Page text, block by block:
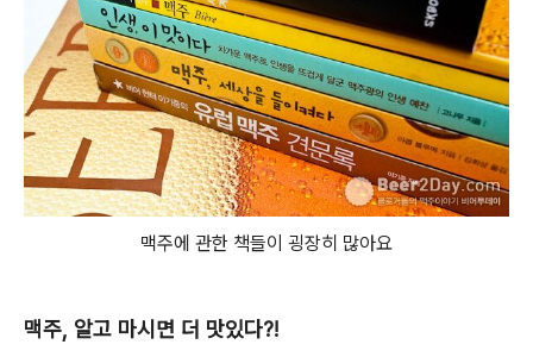
맥주에 관한 책들이 굉장히 많아요
맥주, 알고 마시면 더 맛있다?!